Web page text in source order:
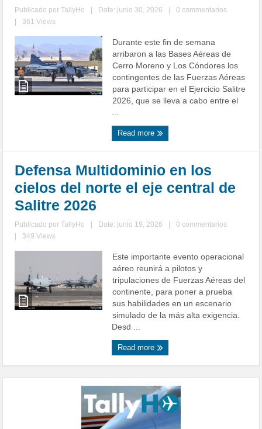
Publicado porTallyHo Date: junio 30, 2026
0 commentarios
361 Views
Durante este fin de semana
arribaron a las Bases Aéreas de
Cerro Moreno y Los Cóndores los
contingentes de las Fuerzas Aéreas
para participar en el Ejercicio Salitre
2026, que se lleva a cabo entre el
...
Read more
Defensa Multidominio en los
cielos del norte el eje central de
Salitre 2026
Publicado porTallyHo Date: junio 19, 2026
0 commentarios
349 Views
Este importante evento operacional
aéreo reunirá a pilotos y
tripulaciones de Fuerzas Aéreas del
continente, para poner a prueba
sus habilidades en un escenario
simulado de la más alta exigencia.
Desd ...
Read more